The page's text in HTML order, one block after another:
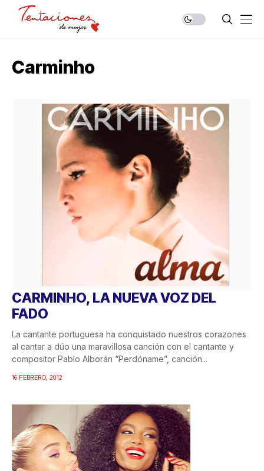
Carminho
CARMINHO, LA NUEVA VOZ DEL
FADO
La cantante portuguesa ha conquistado nuestros corazones
al cantar a dúo una maravillosa canción con el cantante y
compositor Pablo Alborán “Perdóname”, canción...
16 FEBRERO, 2012